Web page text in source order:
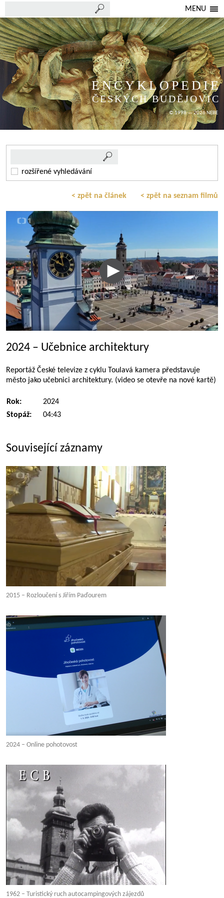
MENU
ENCYKLOPEDIE
ČESKÝCH BUDĚJOVIC
© 1998 — 2026 NEBE
rozšířené vyhledávání
< zpět na článek < zpět na seznam filmů
2024 – Učebnice architektury
Reportáž České televize z cyklu Toulavá kamera představuje
město jako učebnici architektury. (video se otevře na nové kartě)
Rok:
2024
Stopáž:
04:43
Související záznamy
2015 – Rozloučení s Jiřím Paďourem
2024 – Online pohotovost
1962 – Turistický ruch autocampingových zájezdů